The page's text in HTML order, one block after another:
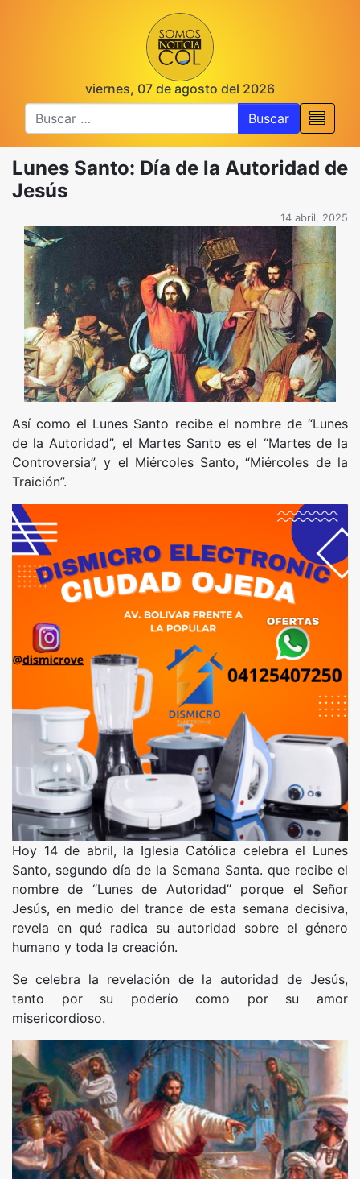
viernes, 07 de agosto del 2026
Buscar
Lunes Santo: Día de la Autoridad de
Jesús
14 abril, 2025
Así como el Lunes Santo recibe el nombre de “Lunes
de la Autoridad”, el Martes Santo es el “Martes de la
Controversia”, y el Miércoles Santo, “Miércoles de la
Traición”.
Hoy 14 de abril, la Iglesia Católica celebra el Lunes
Santo, segundo día de la Semana Santa. que recibe el
nombre de “Lunes de Autoridad” porque el Señor
Jesús, en medio del trance de esta semana decisiva,
revela en qué radica su autoridad sobre el género
humano y toda la creación.
Se celebra la revelación de la autoridad de Jesús,
tanto por su poderío como por su amor
misericordioso.